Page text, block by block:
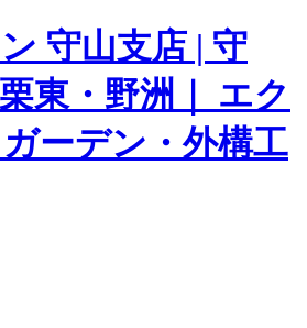
守山支店 | 守
東・野洲｜ エク
ーデン・外構工